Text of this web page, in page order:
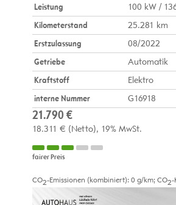
Leistung
100 kW /
Kilometerstand
25.281 km
Erstzulassung
08/2022
Getriebe
Automatik
Kraftstoff
Elektro
interne Nummer
G16918
21.790 €
18.311 € (Netto) 19% MwSt.
fairer Preis
CO2-Emissionen (kombiniert): 0 g/km; CO2-